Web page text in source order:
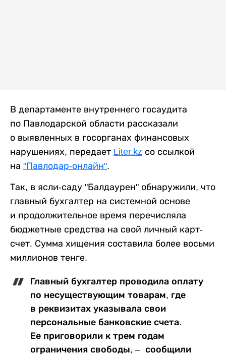
В департаменте внутреннего госаудита
по Павлодарской области рассказали
о выявленных в госорганах финансовых
нарушениях, передает Liter.kz со ссылкой
на "Павлодар-онлайн".
Так, в ясли-саду "Балдаурен" обнаружили, что
главный бухгалтер на системной основе
и продолжительное время перечисляла
бюджетные средства на свой личный карт-
счет. Сумма хищения составила более восьми
миллионов тенге.
Главный бухгалтер проводила оплату
по несуществующим товарам, где
в реквизитах указывала свои
персональные банковские счета.
Ее приговорили к трем годам
ограничения свободы, – сообщили